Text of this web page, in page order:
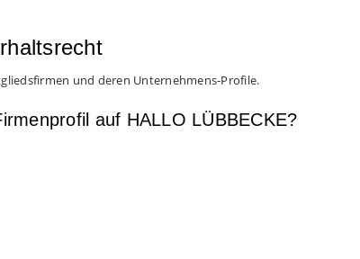
und deren Unternehmens-Profile.
auf HALLO LÜBBECKE?